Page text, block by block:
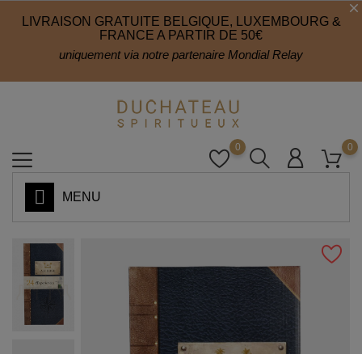
LIVRAISON GRATUITE BELGIQUE, LUXEMBOURG &
FRANCE A PARTIR DE 50€
uniquement via notre partenaire Mondial Relay
0
0
MENU